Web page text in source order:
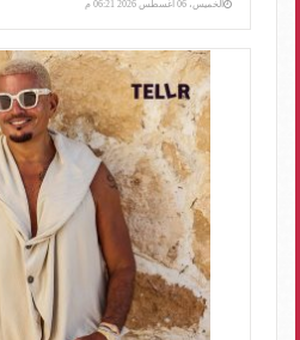
الخميس، 06 أغسطس 2026 06:21 م